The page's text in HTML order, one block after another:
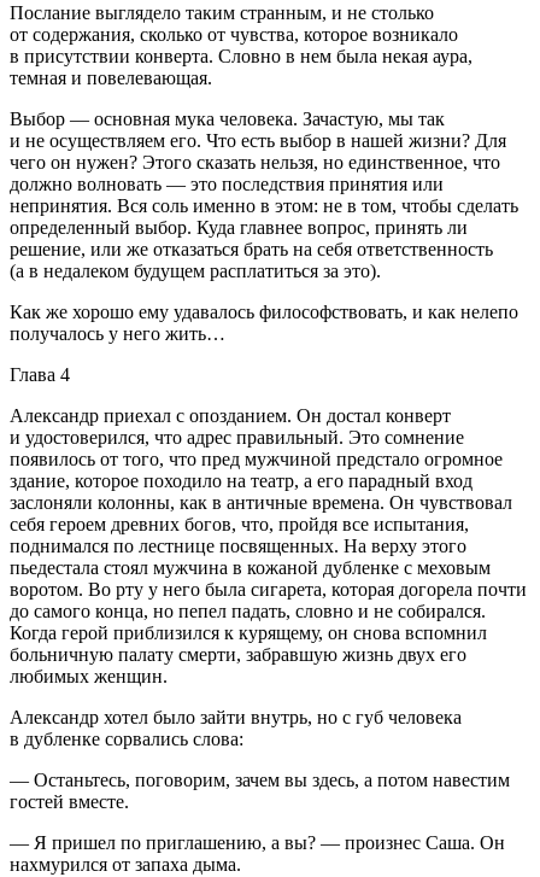
Послание выглядело таким странным, и не столько
от содержания, сколько от чувства, которое возникало
в присутствии конверта. Словно в нем была некая аура,
темная и повелевающая.
Выбор — основная мука человека. Зачастую, мы так
и не осуществляем его. Что есть выбор в нашей жизни? Для
чего он нужен? Этого сказать нельзя, но единственное, что
должно волновать — это последствия принятия или
непринятия. Вся соль именно в этом: не в том, чтобы сделать
определенный выбор. Куда главнее вопрос, принять ли
решение, или же отказаться брать на себя ответственность
(а в недалеком будущем расплатиться за это).
Как же хорошо ему удавалось философствовать, и как нелепо
получалось у него жить…
Глава 4
Александр приехал с опозданием. Он достал конверт
и удостоверился, что адрес правильный. Это сомнение
появилось от того, что пред мужчиной предстало огромное
здание, которое походило на театр, а его парадный вход
заслоняли колонны, как в античные времена. Он чувствовал
себя героем древних богов, что, пройдя все испытания,
поднимался по лестнице посвященных. На верху этого
пьедестала стоял мужчина в кожаной дубленке с меховым
воротом. Во рту у него была сигарета, которая догорела почти
до самого конца, но пепел падать, словно и не собирался.
Когда герой приблизился к курящему, он снова вспомнил
больничную палату смерти, забравшую жизнь двух его
любимых женщин.
Александр хотел было зайти внутрь, но с губ человека
в дубленке сорвались слова:
— Останьтесь, поговорим, зачем вы здесь, а потом навестим
гостей вместе.
— Я пришел по приглашению, а вы? — произнес Саша. Он
нахмурился от запаха дыма.